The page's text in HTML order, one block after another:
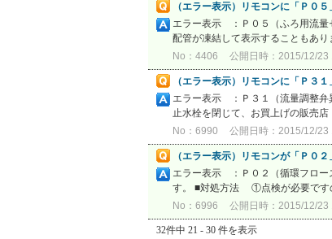
（エラー表示）リモコンに「Ｐ０５
エラー表示 ：Ｐ０５（ふろ用流
配管が凍結して表示することもあ
No：4406 公開日時：2015/12/23
（エラー表示）リモコンに「Ｐ３１
エラー表示 ：Ｐ３１（流量調整
止水栓を閉じて、お買上げの販売
No：6990 公開日時：2015/12/23
（エラー表示）リモコンが「Ｐ０２
エラー表示 ：Ｐ０２（循環フロー
す。 ■対処方法 ①点検が必要です
No：6996 公開日時：2015/12/23
32件中 21 - 30 件を表示